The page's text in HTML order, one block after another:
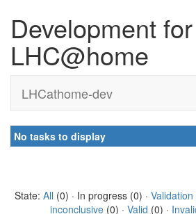
Development for
LHC@home
LHCathome-dev
No tasks to display
State: All (0) · In progress (0) ·
inconclusive (0) · Valid (0) ·